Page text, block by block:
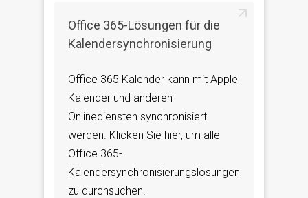
Office 365-Lösungen für die
Kalendersynchronisierung
Office 365 Kalender kann mit Apple
Kalender und anderen
Onlinediensten synchronisiert
werden. Klicken Sie hier, um alle
Office 365-
Kalendersynchronisierungslösungen
zu durchsuchen.